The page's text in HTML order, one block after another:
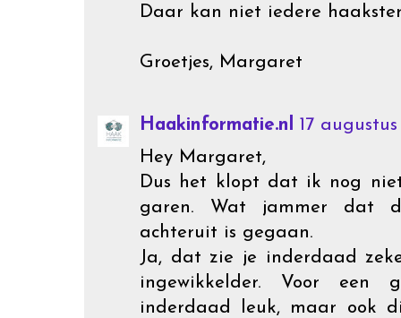
Daar kan niet iedere
Groetjes, Margaret
Haakinformatie.nl
17
Hey Margaret,
Dus het klopt dat ik nog
garen. Wat jammer dat
achteruit is gegaan.
Ja, dat zie je inderdaad
ingewikkelder. Voor een
inderdaad leuk, maar ook